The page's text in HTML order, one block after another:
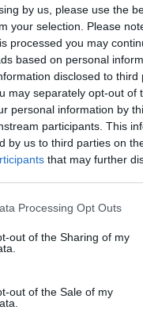
by us, please use the
your selection. Please
processed you may
based on personal
disclosed to third
may separately opt-out of
personal information by
participants. This
by us to third parties on
that may further
Processing Opt Outs
out of the Sharing of my
out of the Sale of my
ARTIGOS RECENTES
aponta
como motores do
inteligência
festival de kitesurf
Cascais finalistas em